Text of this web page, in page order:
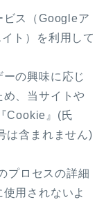
ビス（Googleア
ト）を利用して
の興味に応じ
、当サイトや
Cookie』(氏
は含まれません)
プロセスの詳細
用されないよ